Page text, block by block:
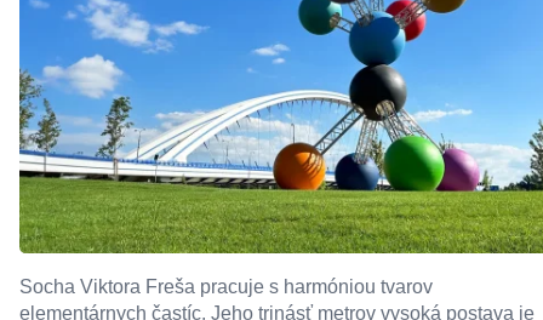
Socha Viktora Freša pracuje s harmóniou tvarov
elementárnych častíc. Jeho trinásť metrov vysoká postava je